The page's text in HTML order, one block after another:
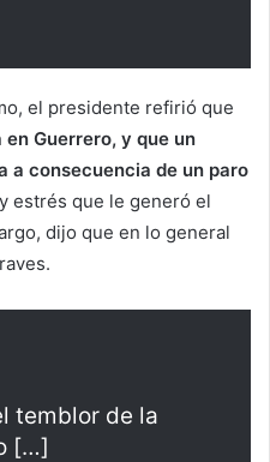
el presidente refirió que
en Guerrero, y que un
a consecuencia de un paro
estrés que le generó el
dijo que en lo general
temblor de la
[…]